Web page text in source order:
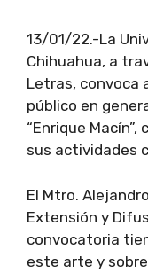
13/01/22.-La
Chihuahua, a
Letras, convoca
público en
“Enrique
sus actividades
El Mtro.
Extensión y
convocatoria
este arte y